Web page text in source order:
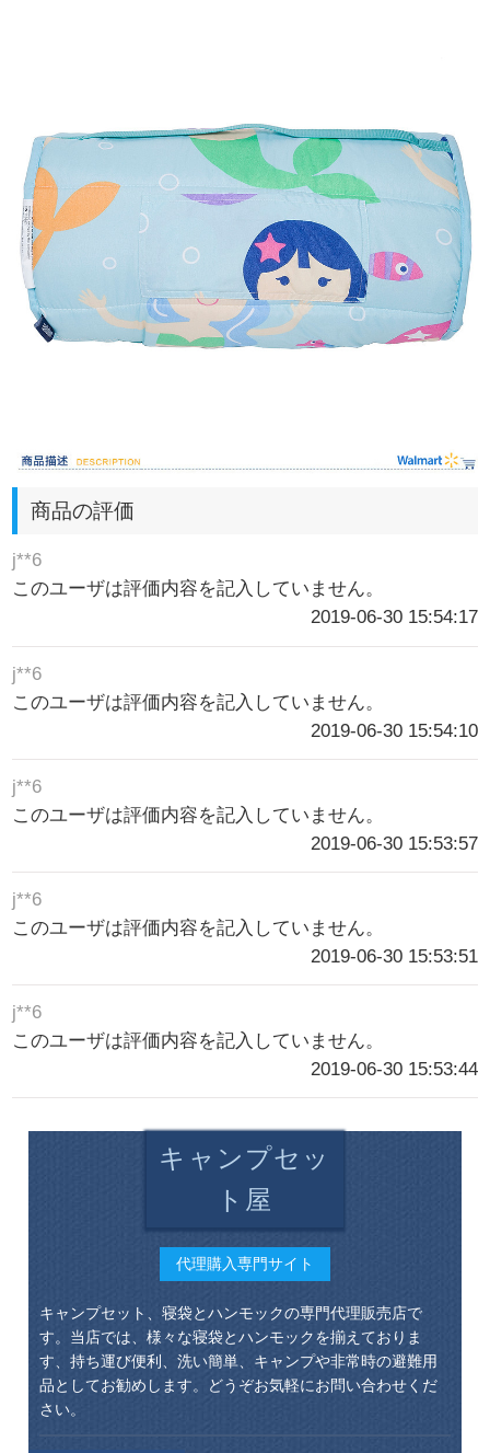
商品の評価
j**6
このユーザは評価内容を記入していません。
2019-06-30 15:54:17
j**6
このユーザは評価内容を記入していません。
2019-06-30 15:54:10
j**6
このユーザは評価内容を記入していません。
2019-06-30 15:53:57
j**6
このユーザは評価内容を記入していません。
2019-06-30 15:53:51
j**6
このユーザは評価内容を記入していません。
2019-06-30 15:53:44
キャンプセッ
ト屋
代理購入専門サイト
キャンプセット、寝袋とハンモックの専門代理販売店で
す。当店では、様々な寝袋とハンモックを揃えておりま
す、持ち運び便利、洗い簡単、キャンプや非常時の避難用
品としてお勧めします。どうぞお気軽にお問い合わせくだ
さい。